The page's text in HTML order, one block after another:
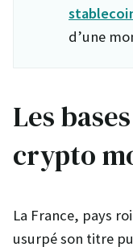
d’une
Les
crypto
La France, pays
usurpé son titre